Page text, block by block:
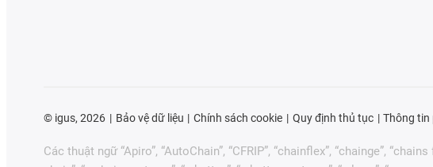
© igus, 2026 Bảo vệ dữ liệu Chính sách cookie Quy định thủ tục Thông tin
Các thuật ngữ “Apiro”, “AutoChain”, “CFRIP”, “chainflex”, “chainge”,